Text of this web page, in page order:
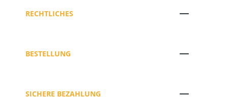
RECHTLICHES
BESTELLUNG
SICHERE BEZAHLUNG